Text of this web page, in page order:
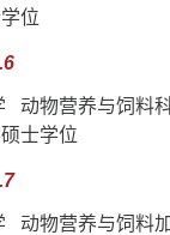
位
动物营养与饲料
士学位
动物营养与饲料